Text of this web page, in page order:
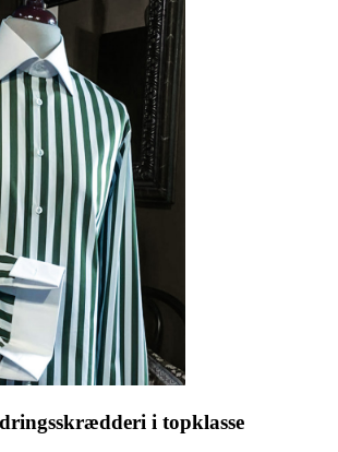
i topklasse